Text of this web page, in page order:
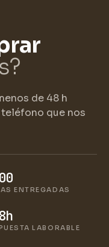
de 48 h
teléfono que nos
ENTREGADAS
LABORABLE